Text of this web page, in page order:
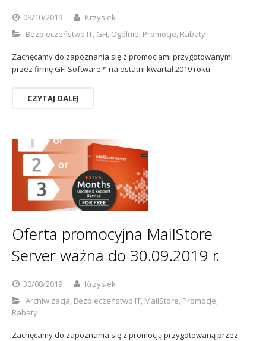
08/10/2019
Krzysiek
Bezpieczeństwo IT GFI Ogólnie Promocje Rabaty
Zachęcamy do zapoznania się z promocjami przygotowanymi
przez firmę GFI Software™ na ostatni kwartał 2019 roku.
CZYTAJ DALEJ
Oferta promocyjna MailStore
Server ważna do 30.09.2019 r.
30/08/2019
Krzysiek
Archiwizacja, Bezpieczeństwo IT, MailStore, Promocje,
Rabaty
Zachęcamy do zapoznania się z promocją przygotowaną przez